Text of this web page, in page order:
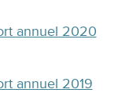
annuel 2020
annuel 2019